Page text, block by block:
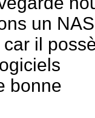
un
il
bonne